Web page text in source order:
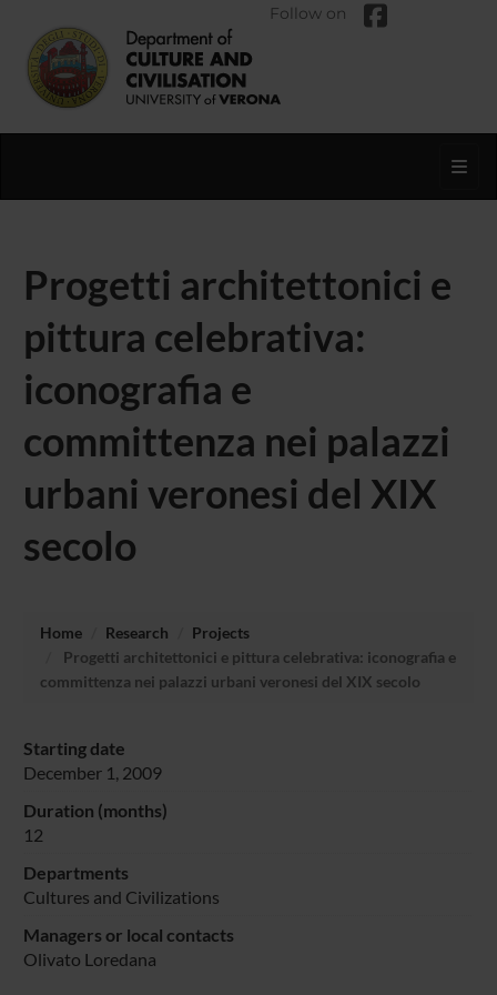
Follow on
Progetti architettonici e
pittura celebrativa:
iconografia e
committenza nei palazzi
urbani veronesi del XIX
secolo
Home Research
Projects
Progetti architettonici e pittura celebrativa: iconografia e
committenza nei palazzi urbani veronesi del XIX secolo
Starting date
December 1, 2009
Duration (months)
12
Departments
Cultures and Civilizations
Managers or local contacts
Olivato Loredana